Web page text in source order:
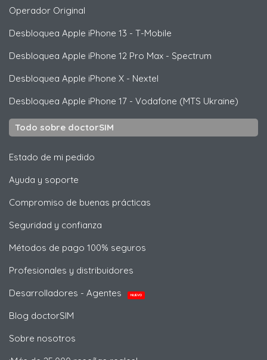
Operador Original
Desbloquea Apple iPhone 13 - T-Mobile
Desbloquea Apple iPhone 12 Pro Max - Spectrum
Desbloquea Apple iPhone X - Nextel
Desbloquea Apple iPhone 17 - Vodafone (MTS Ukraine)
Todo sobre doctorSIM
Estado de mi pedido
Ayuda y soporte
Compromiso de buenas prácticas
Seguridad y confianza
Métodos de pago 100% seguros
Profesionales y distribuidores
Desarrolladores - Agentes
NUEVO
Blog doctorSIM
Sobre nosotros